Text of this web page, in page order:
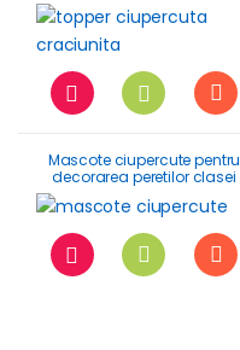
Mascote ciupercute pentru
decorarea peretilor clasei